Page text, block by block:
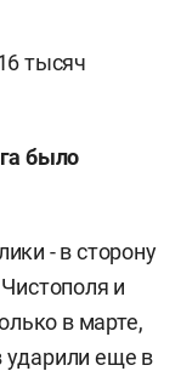
тысяч
было
- в сторону
и
в марте,
ударили еще в